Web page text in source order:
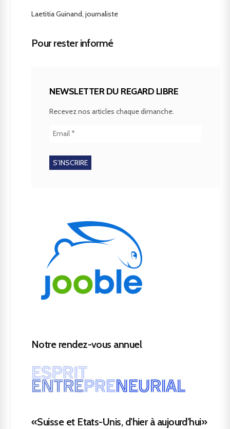
Laetitia Guinand, journaliste
Pour rester informé
NEWSLETTER DU REGARD LIBRE
Recevez nos articles chaque dimanche.
Notre rendez-vous annuel
«Suisse et Etats-Unis, d’hier à aujourd’hui»